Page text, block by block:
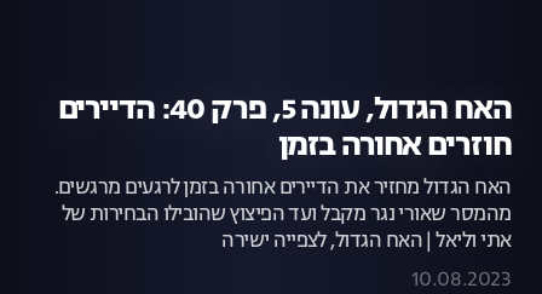
האח הגדול, עונה 5, פרק 40: הדיירים
חוזרים אחורה בזמן
האח הגדול מחזיר את הדיירים אחורה בזמן לרגעים מרגשים.
מהמסר שאורי נגר מקבל ועד הפיצוץ שהובילו הבחירות של
אתי וליאל | האח הגדול, לצפייה ישירה
10.08.2023